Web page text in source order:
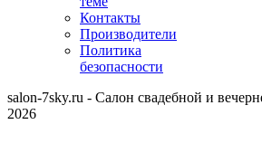
Контакты
Производители
Политика
безопасности
salon-7sky.ru - Салон свадебной и
2026